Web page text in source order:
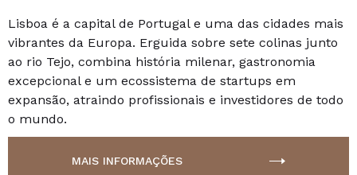
Lisboa é a capital de Portugal e uma das cidades mais
vibrantes da Europa. Erguida sobre sete colinas junto
ao rio Tejo, combina história milenar, gastronomia
excepcional e um ecossistema de startups em
expansão, atraindo profissionais e investidores de todo
o mundo.
MAIS INFORMAÇÕES